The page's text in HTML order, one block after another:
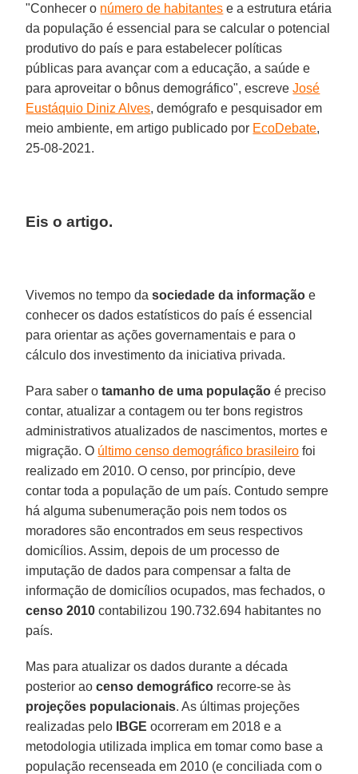
"Conhecer o número de habitantes e a estrutura etária
da população é essencial para se calcular o potencial
produtivo do país e para estabelecer políticas
públicas para avançar com a educação, a saúde e
para aproveitar o bônus demográfico", escreveJosé
Eustáquio Diniz Alves, demógrafo e pesquisador em
meio ambiente, em artigo publicado por EcoDebate,
25-08-2021.
Eis o artigo.
Vivemos no tempo dasociedade da informação e
conhecer os dados estatísticos do país é essencial
para orientar as ações governamentais e para o
cálculo dos investimento da iniciativa privada.
Para saber otamanho de uma população é preciso
contar, atualizar a contagem ou ter bons registros
administrativos atualizados de nascimentos, mortes e
migração. O último censo demográfico brasileiro foi
realizado em 2010. O censo, por princípio, deve
contar toda a população de um país. Contudo sempre
há alguma subenumeração pois nem todos os
moradores são encontrados em seus respectivos
domicílios. Assim, depois de um processo de
imputação de dados para compensar a falta de
informação de domicílios ocupados, mas fechados, o
censo 2010 contabilizou 190.732.694 habitantes no
país.
Mas para atualizar os dados durante a década
posterior aocenso demográfico recorre-se às
projeções populacionais. As últimas projeções
realizadas pelo
IBGE ocorreram em 2018 e a
metodologia utilizada implica em tomar como base a
população recenseada em 2010 (e conciliada com o